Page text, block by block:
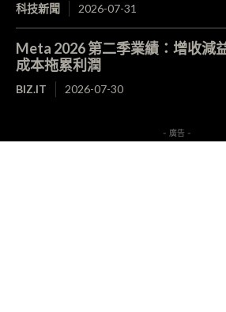
科技新聞 2026-07-31
Meta 2026 第二季業績：增收
成本拖累利潤
BIZ.IT 2026-07-30
- 廣告 -